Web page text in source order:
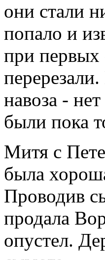
они стали
попало и
при первых
навоза -
были пока
Митя с
была
Проводив
продала
опустел.